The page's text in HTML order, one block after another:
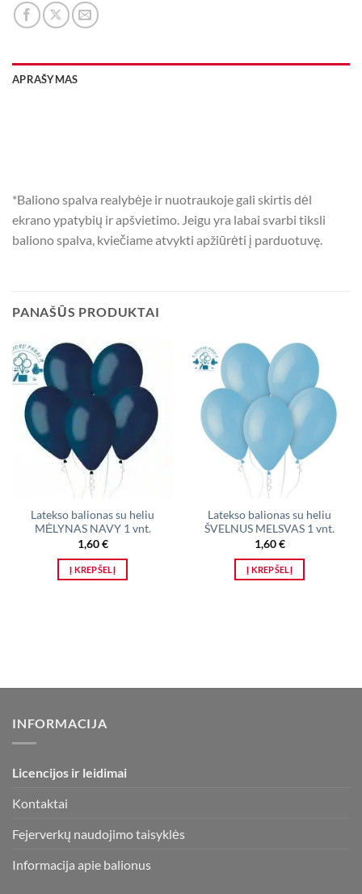
APRAŠYMAS
*Baliono spalva realybėje ir nuotraukoje gali skirtis dėl
ekrano ypatybių ir apšvietimo. Jeigu yra labai svarbi tiksli
baliono spalva, kviečiame atvykti apžiūrėti į parduotuvę.
PANAŠŪS PRODUKTAI
Latekso balionas su heliu
MĖLYNAS NAVY 1 vnt.
1,60€
Į KREPŠELĮ
Latekso balionas su heliu
ŠVELNUS MELSVAS 1 vnt.
1,60€
Į KREPŠELĮ
INFORMACIJA
Licencijos ir leidimai
Kontaktai
Fejerverkų naudojimo taisyklės
Informacija apie balionus